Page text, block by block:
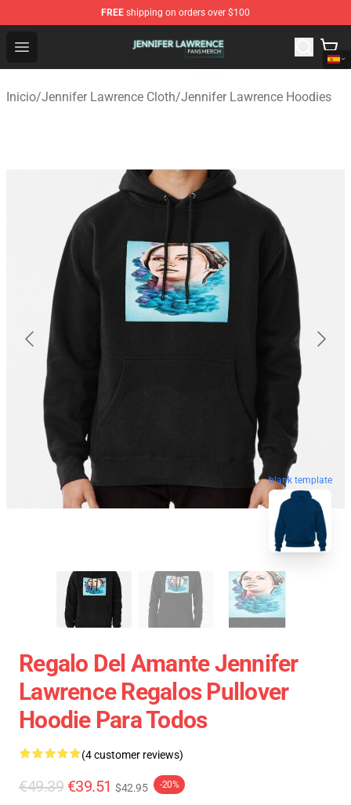
FREE shipping on orders over $100
Open menu
Jennifer Lawrence Shop - Official Jennifer Lawrence
Inicio/Jennifer Lawrence Cloth/Jennifer Lawrence Hoodies
blank template
Regalo Del Amante Jennifer
Lawrence Regalos Pullover
Hoodie Para Todos
(4 customer reviews)
€49.39 €39.51 $42.95 -20%